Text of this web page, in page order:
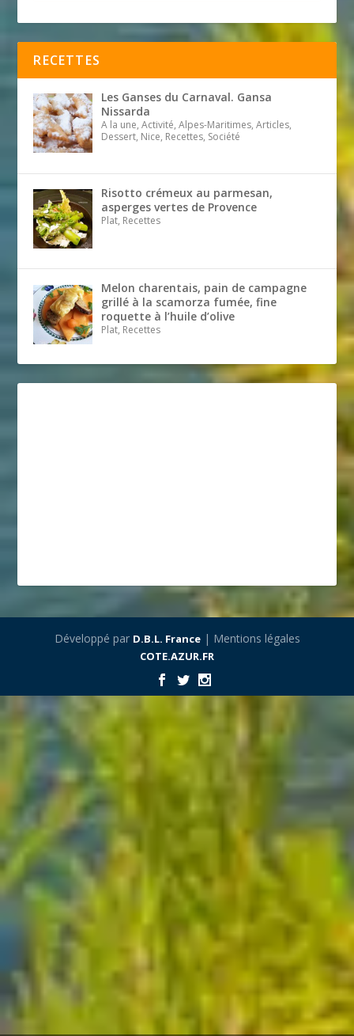
RECETTES
Les Ganses du Carnaval. Gansa
Nissarda
A la une, Activité, Alpes-Maritimes, Articles,
Dessert, Nice, Recettes, Société
Risotto crémeux au parmesan,
asperges vertes de Provence
Plat, Recettes
Melon charentais, pain de campagne
grillé à la scamorza fumée, fine
roquette à l’huile d’olive
Plat, Recettes
Développé par D.B.L. France| Mentions légales
COTE.AZUR.FR